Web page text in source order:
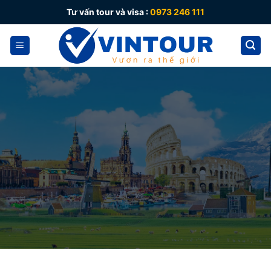
to
content
Tư vấn tour và visa :0973 246 111